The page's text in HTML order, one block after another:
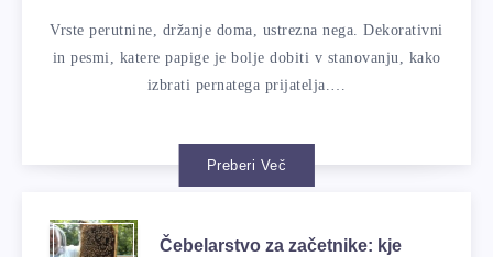
Vrste perutnine, držanje doma, ustrezna nega. Dekorativni
in pesmi, katere papige je bolje dobiti v stanovanju, kako
izbrati pernatega prijatelja.…
Preberi Več
Čebelarstvo za začetnike: kje